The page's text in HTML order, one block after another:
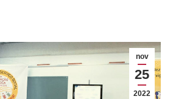
nov
25
2022